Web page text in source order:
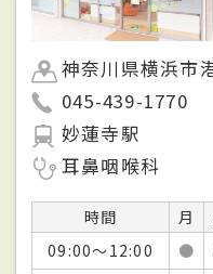
神奈川県横浜市
045-439-1770
妙蓮寺駅
耳鼻咽喉科
時間 月
09:00～12:00
●